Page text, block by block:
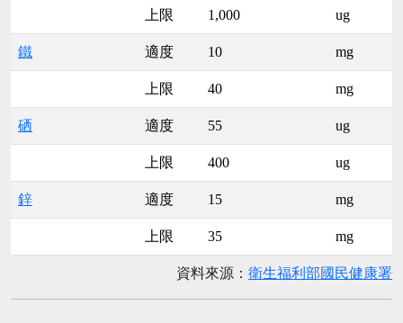
上限 1,000 ug
鐵 適度 10 mg
上限 40 mg
硒 適度 55 ug
上限 400 ug
鋅 適度 15 mg
上限 35 mg
資料來源： 衛生福利部國民健康署